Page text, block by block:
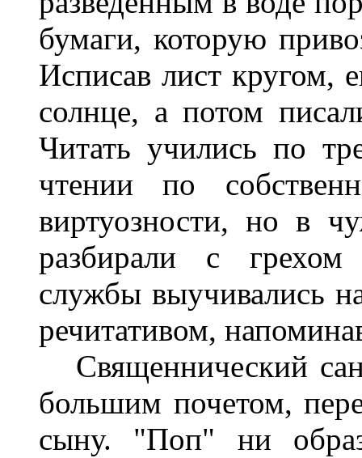
бумаги, которую
Исписав лист кругом,
солнце, а потом
Читать учились по
чтении по
виртуозности, но в
разбирали с
службы выучивались
речитативом,
Священнический
большим почетом,
сыну. "Поп" ни